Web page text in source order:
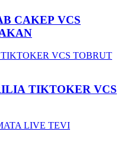
CAKEP VCS
TIKTOKER VCS